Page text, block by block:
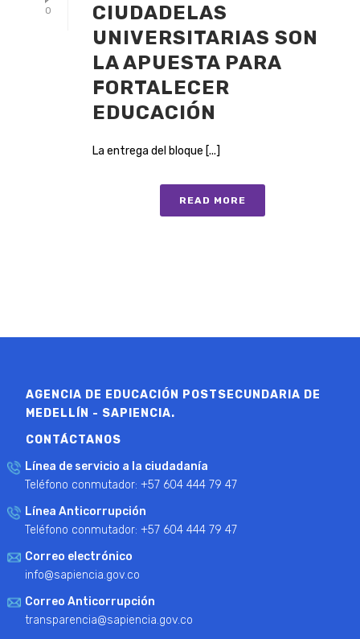
0
CIUDADELAS
UNIVERSITARIAS SON
LA APUESTA PARA
FORTALECER
EDUCACIÓN
La entrega del bloque [...]
READ MORE
AGENCIA DE EDUCACIÓN POSTSECUNDARIA DE
MEDELLÍN - SAPIENCIA.
CONTÁCTANOS
Línea de servicio a la ciudadanía
Teléfono conmutador: +57 604 444 79 47
Línea Anticorrupción
Teléfono conmutador: +57 604 444 79 47
Correo electrónico
info@sapiencia.gov.co
Correo Anticorrupción
transparencia@sapiencia.gov.co